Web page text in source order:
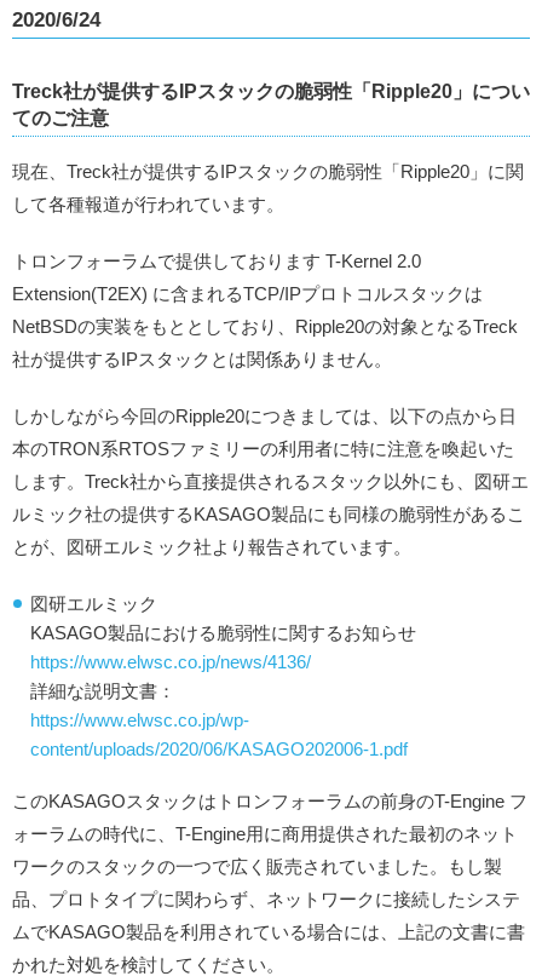
2020/6/24
Treck社が提供するIPスタックの脆弱性「Ripple20」につい
てのご注意
現在、Treck社が提供するIPスタックの脆弱性「Ripple20」に関
して各種報道が行われています。
トロンフォーラムで提供しております T-Kernel 2.0
Extension(T2EX) に含まれるTCP/IPプロトコルスタックは
NetBSDの実装をもととしており、Ripple20の対象となるTreck
社が提供するIPスタックとは関係ありません。
しかしながら今回のRipple20につきましては、以下の点から日
本のTRON系RTOSファミリーの利用者に特に注意を喚起いた
します。Treck社から直接提供されるスタック以外にも、図研エ
ルミック社の提供するKASAGO製品にも同様の脆弱性があるこ
とが、図研エルミック社より報告されています。
図研エルミック
KASAGO製品における脆弱性に関するお知らせ
https://www.elwsc.co.jp/news/4136/
詳細な説明文書：
https://www.elwsc.co.jp/wp-
content/uploads/2020/06/KASAGO202006-1.pdf
このKASAGOスタックはトロンフォーラムの前身のT-Engine フ
ォーラムの時代に、T-Engine用に商用提供された最初のネット
ワークのスタックの一つで広く販売されていました。もし製
品、プロトタイプに関わらず、ネットワークに接続したシステ
ムでKASAGO製品を利用されている場合には、上記の文書に書
かれた対処を検討してください。